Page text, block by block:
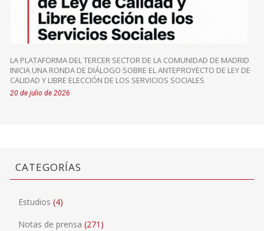
LA PLATAFORMA DEL TERCER SECTOR DE LA COMUNIDAD DE MADRID
INICIA UNA RONDA DE DIÁLOGO SOBRE EL ANTEPROYECTO DE LEY DE
CALIDAD Y LIBRE ELECCIÓN DE LOS SERVICIOS SOCIALES
20 de julio de 2026
CATEGORÍAS
Estudios (4)
Notas de prensa (271)